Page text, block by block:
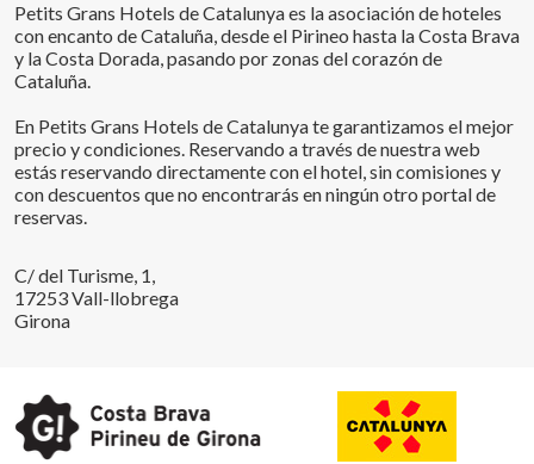
Petits Grans Hotels de Catalunya es la asociación de hoteles
con encanto de Cataluña, desde el Pirineo hasta la Costa Brava
y la Costa Dorada, pasando por zonas del corazón de
Cataluña.
En Petits Grans Hotels de Catalunya te garantizamos el mejor
precio y condiciones. Reservando a través de nuestra web
estás reservando directamente con el hotel, sin comisiones y
con descuentos que no encontrarás en ningún otro portal de
reservas.
C/ del Turisme, 1,
17253 Vall-llobrega
Girona